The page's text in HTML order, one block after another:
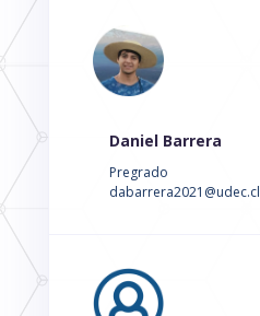
Daniel Barrera
Pregrado
dabarrera2021@udec.cl